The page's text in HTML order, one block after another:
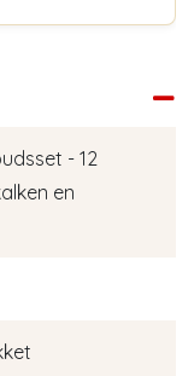
- 12
en